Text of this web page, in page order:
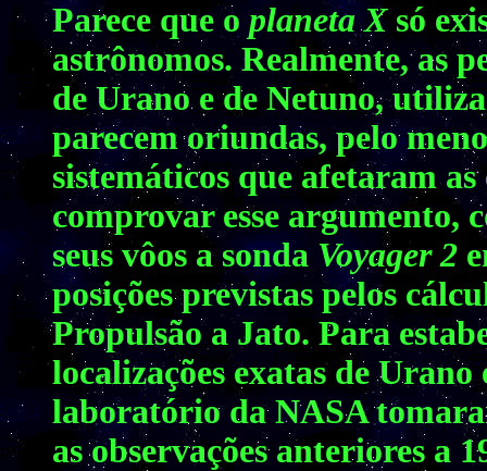
Parece que o planeta Xsó
astrônomos. Realmente, as
de Urano e de Netuno,
parecem oriundas, pelo
sistemáticos que afetaram
comprovar esse argumento,
seus vôos a sonda Voyager 2
posições previstas pelos
Propulsão a Jato. Para
localizações exatas de Urano
laboratório da NASA
as observações anteriores a